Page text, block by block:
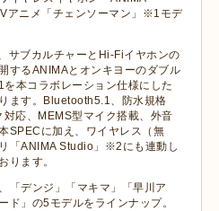
アニメ「チェンソーマン」※1モデ
サブカルチャーとHi-Fiイヤホンの
するANIMAとオンキヨーのダブル
本コラボレーション仕様にした
ます。Bluetooth5.1、防水規格
応、MEMS型マイク搭載、外音
SPECに加え、ワイヤレス（無
「ANIMA Studio」※2にも連動し
ります。
「デンジ」「マキマ」「早川ア
ド」の5モデルをラインナップ。